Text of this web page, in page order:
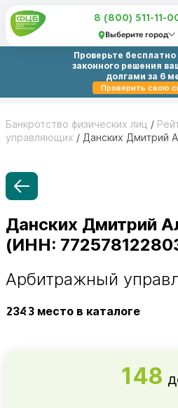
8 (800) 511-11-
Выберите город
Проверьте
законного решения
долгами за 6
Проверить свою
Банкротство физических лиц /
управляющих / Данских Дмитрий
Данских Дмитрий
(ИНН:
Арбитражный
2343 место в каталоге
148